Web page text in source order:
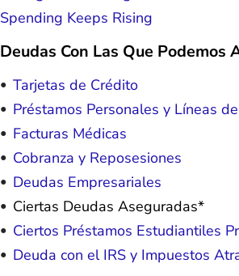
Spending Keeps Rising
Deudas Con Las Que Podemos
Tarjetas de Crédito
Préstamos Personales y Líneas
Facturas Médicas
Cobranza y Reposesiones
Deudas Empresariales
Ciertas Deudas Aseguradas*
Ciertos Préstamos Estudiantiles
Deuda con el IRS y Impuestos